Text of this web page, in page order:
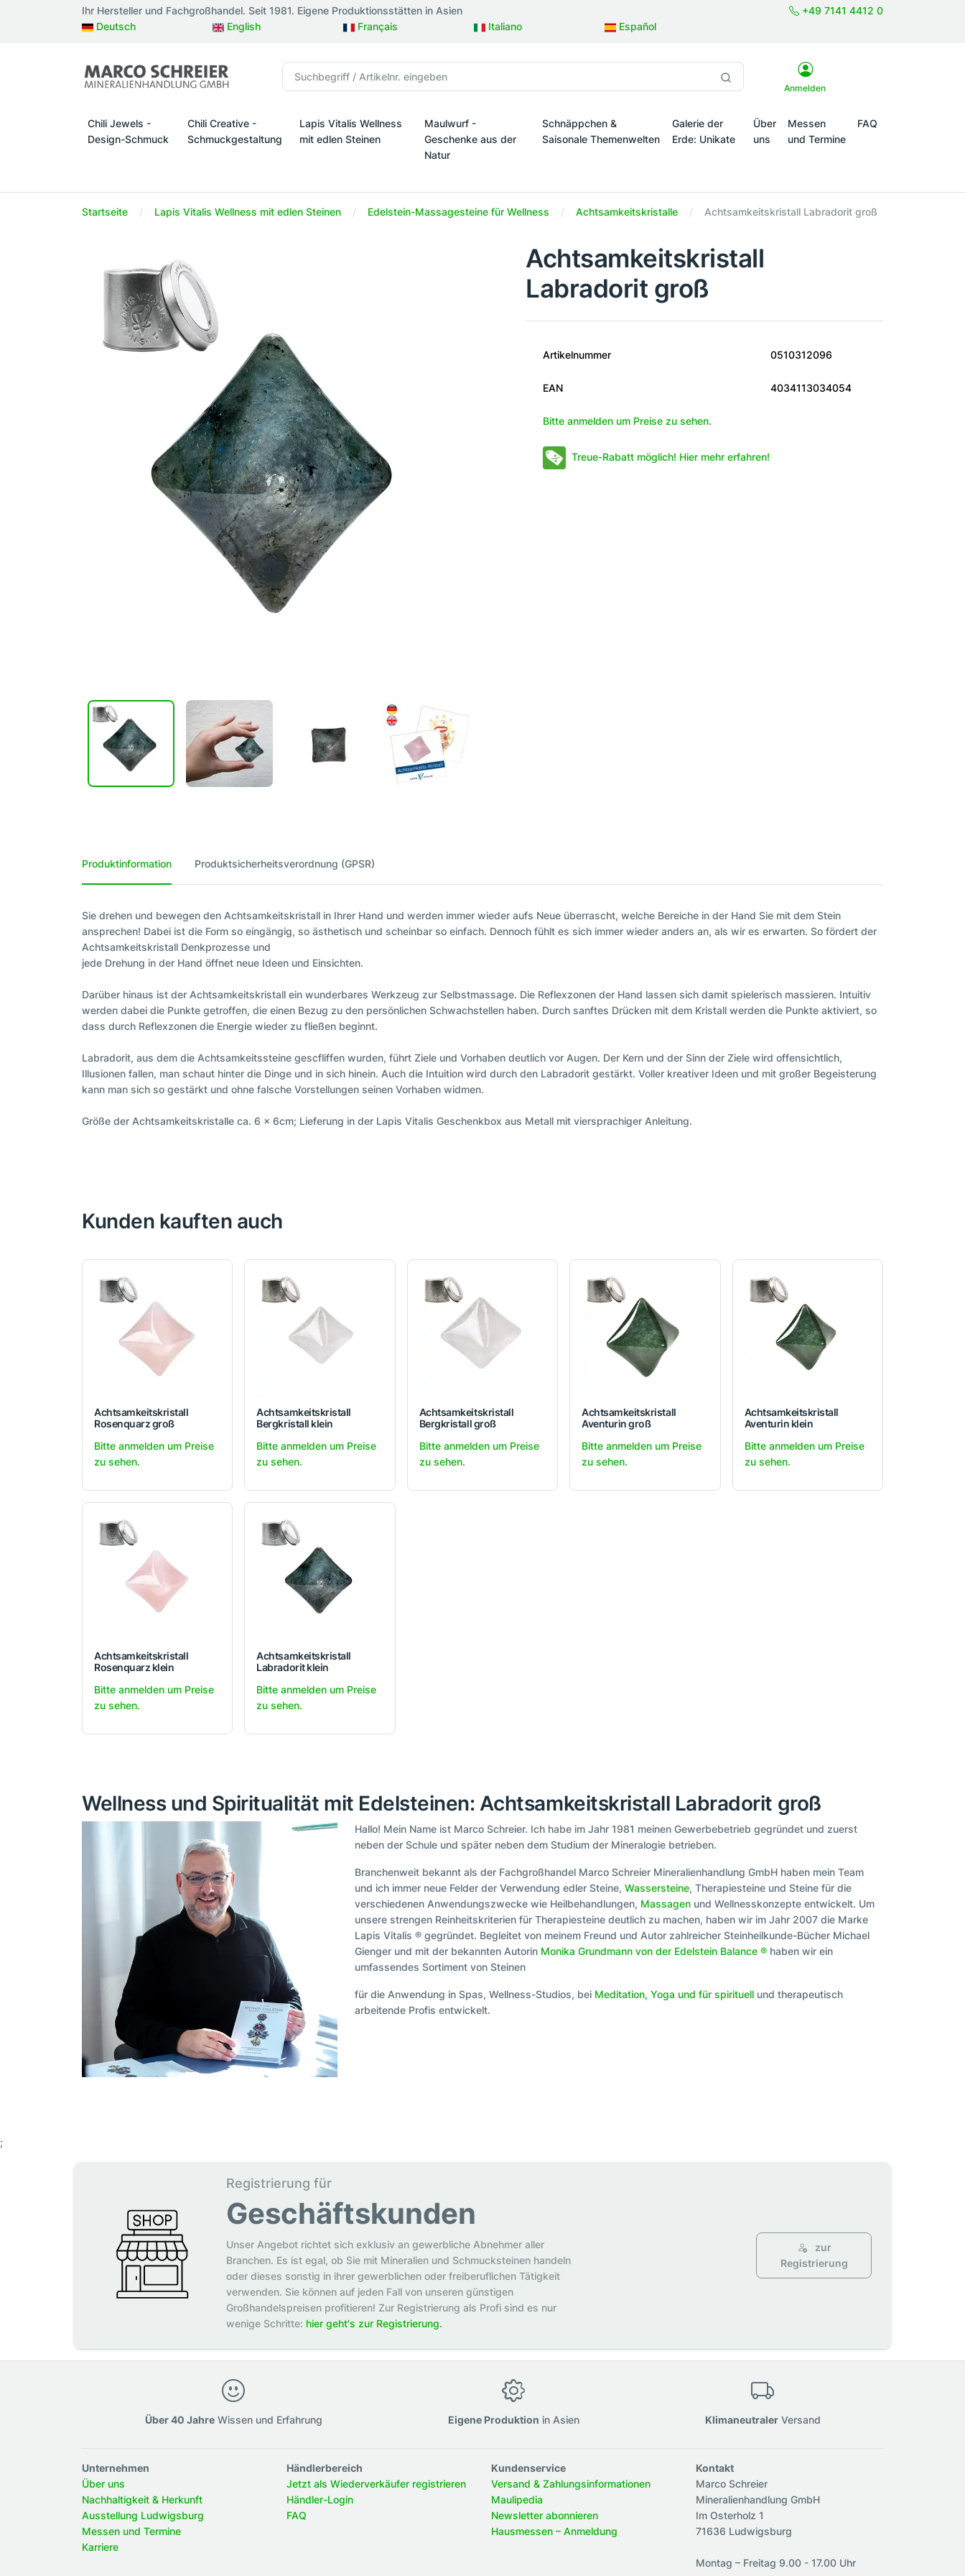
Ihr Hersteller und Fachgroßhandel. Seit 1981. Eigene Produktionsstätten in Asien
+49 7141 4412 0
Deutsch
English Français Italiano Español
Anmelden
Chili Jewels -
Design-Schmuck
Chili Creative -
Schmuckgestaltung
Lapis Vitalis Wellness
mit edlen Steinen
Maulwurf -
Geschenke aus der
Natur
Schnäppchen &
Saisonale Themenwelten
Galerie der
Erde: Unikate
Über
uns
Messen
und Termine
FAQ
Startseite Lapis Vitalis Wellness mit edlen Steinen Edelstein-Massagesteine für Wellness Achtsamkeitskristalle Achtsamkeitskristall Labradorit groß
Achtsamkeitskristall
Labradorit groß
Artikelnummer 0510312096
EAN 4034113034054
Bitte anmelden um Preise zu sehen.
Treue-Rabatt möglich! Hier mehr erfahren!
Produktinformation Produktsicherheitsverordnung (GPSR)
Sie drehen und bewegen den Achtsamkeitskristall in Ihrer Hand und werden immer wieder aufs Neue überrascht, welche Bereiche in der Hand Sie mit dem Stein
ansprechen! Dabei ist die Form so eingängig, so ästhetisch und scheinbar so einfach. Dennoch fühlt es sich immer wieder anders an, als wir es erwarten. So fördert der
Achtsamkeitskristall Denkprozesse und
jede Drehung in der Hand öffnet neue Ideen und Einsichten.
Darüber hinaus ist der Achtsamkeitskristall ein wunderbares Werkzeug zur Selbstmassage. Die Reflexzonen der Hand lassen sich damit spielerisch massieren. Intuitiv
werden dabei die Punkte getroffen, die einen Bezug zu den persönlichen Schwachstellen haben. Durch sanftes Drücken mit dem Kristall werden die Punkte aktiviert, so
dass durch Reflexzonen die Energie wieder zu fließen beginnt.
Labradorit, aus dem die Achtsamkeitssteine gescfliffen wurden, führt Ziele und Vorhaben deutlich vor Augen. Der Kern und der Sinn der Ziele wird offensichtlich,
Illusionen fallen, man schaut hinter die Dinge und in sich hinein. Auch die Intuition wird durch den Labradorit gestärkt. Voller kreativer Ideen und mit großer Begeisterung
kann man sich so gestärkt und ohne falsche Vorstellungen seinen Vorhaben widmen.
Größe der Achtsamkeitskristalle ca. 6 x 6cm; Lieferung in der Lapis Vitalis Geschenkbox aus Metall mit viersprachiger Anleitung.
Kunden kauften auch
Achtsamkeitskristall
Rosenquarz groß
Bitte anmelden um Preise
zu sehen.
Achtsamkeitskristall
Bergkristall klein
Bitte anmelden um Preise
zu sehen.
Achtsamkeitskristall
Bergkristall groß
Bitte anmelden um Preise
zu sehen.
Achtsamkeitskristall
Aventurin groß
Bitte anmelden um Preise
zu sehen.
Achtsamkeitskristall
Aventurin klein
Bitte anmelden um Preise
zu sehen.
Achtsamkeitskristall
Rosenquarz klein
Bitte anmelden um Preise
zu sehen.
Achtsamkeitskristall
Labradorit klein
Bitte anmelden um Preise
zu sehen.
Wellness und Spiritualität mit Edelsteinen: Achtsamkeitskristall Labradorit groß
Hallo! Mein Name ist Marco Schreier. Ich habe im Jahr 1981 meinen Gewerbebetrieb gegründet und zuerst
neben der Schule und später neben dem Studium der Mineralogie betrieben.
Branchenweit bekannt als der Fachgroßhandel Marco Schreier Mineralienhandlung GmbH haben mein Team
und ich immer neue Felder der Verwendung edler Steine, Wassersteine, Therapiesteine und Steine für die
verschiedenen Anwendungszwecke wie Heilbehandlungen, Massagen und Wellnesskonzepte entwickelt. Um
unsere strengen Reinheitskriterien für Therapiesteine deutlich zu machen, haben wir im Jahr 2007 die Marke
Lapis Vitalis ® gegründet. Begleitet von meinem Freund und Autor zahlreicher Steinheilkunde-Bücher Michael
Gienger und mit der bekannten Autorin Monika Grundmann von der Edelstein Balance ® haben wir ein
umfassendes Sortiment von Steinen
für die Anwendung in Spas, Wellness-Studios, bei Meditation, Yoga und für spirituell und therapeutisch
arbeitende Profis entwickelt.
;
Registrierung für
Geschäftskunden
Unser Angebot richtet sich exklusiv an gewerbliche Abnehmer aller
Branchen. Es ist egal, ob Sie mit Mineralien und Schmucksteinen handeln
oder dieses sonstig in ihrer gewerblichen oder freiberuflichen Tätigkeit
verwenden. Sie können auf jeden Fall von unseren günstigen
Großhandelspreisen profitieren! Zur Registrierung als Profi sind es nur
wenige Schritte: hier geht's zur Registrierung.
zur
Registrierung
Über 40 JahreWissen und Erfahrung Eigene Produktion in Asien KlimaneutralerVersand
Unternehmen
Über uns
Nachhaltigkeit & Herkunft
Ausstellung Ludwigsburg
Messen und Termine
Karriere
Händlerbereich
Jetzt als Wiederverkäufer registrieren
Händler-Login
FAQ
Kundenservice
Versand & Zahlungsinformationen
Maulipedia
Newsletter abonnieren
Hausmessen – Anmeldung
Kontakt
Marco Schreier
Mineralienhandlung GmbH
Im Osterholz 1
71636 Ludwigsburg
Montag – Freitag 9.00 - 17.00 Uhr